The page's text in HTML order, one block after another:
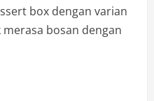
box dengan varian
bosan dengan